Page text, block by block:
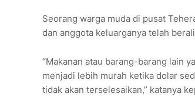
Seorang warga muda di pusat
dan anggota keluarganya telah
“Makanan atau barang-barang lain
menjadi lebih murah ketika dolar
tidak akan terselesaikan,” katanya